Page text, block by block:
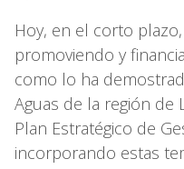
Hoy, en el corto
promoviendo y
como lo ha
Aguas de la región de
Plan Estratégico de
incorporando estas